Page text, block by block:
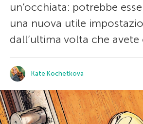
un’occhiata: potrebbe
una nuova utile
dall’ultima volta che
Kate Kochetkova